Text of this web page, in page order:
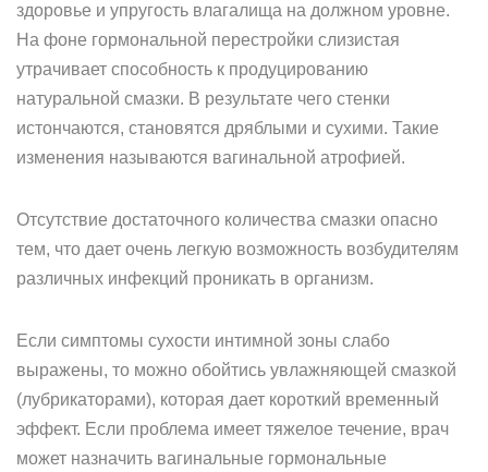
здоровье и упругость влагалища на должном уровне.
На фоне гормональной перестройки слизистая
утрачивает способность к продуцированию
натуральной смазки. В результате чего стенки
истончаются, становятся дряблыми и сухими. Такие
изменения называются вагинальной атрофией.
Отсутствие достаточного количества смазки опасно
тем, что дает очень легкую возможность возбудителям
различных инфекций проникать в организм.
Если симптомы сухости интимной зоны слабо
выражены, то можно обойтись увлажняющей смазкой
(лубрикаторами), которая дает короткий временный
эффект. Если проблема имеет тяжелое течение, врач
может назначить вагинальные гормональные